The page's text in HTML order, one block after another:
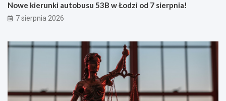
Nowe kierunki autobusu 53B w Łodzi od 7 sierpnia!
7 sierpnia 2026